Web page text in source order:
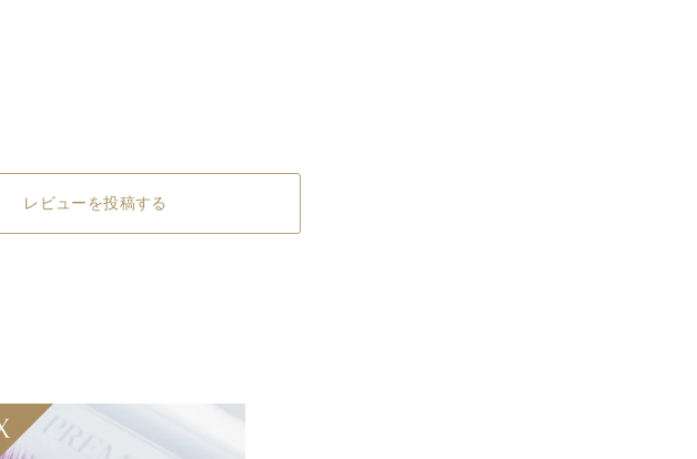
レビューを投稿する